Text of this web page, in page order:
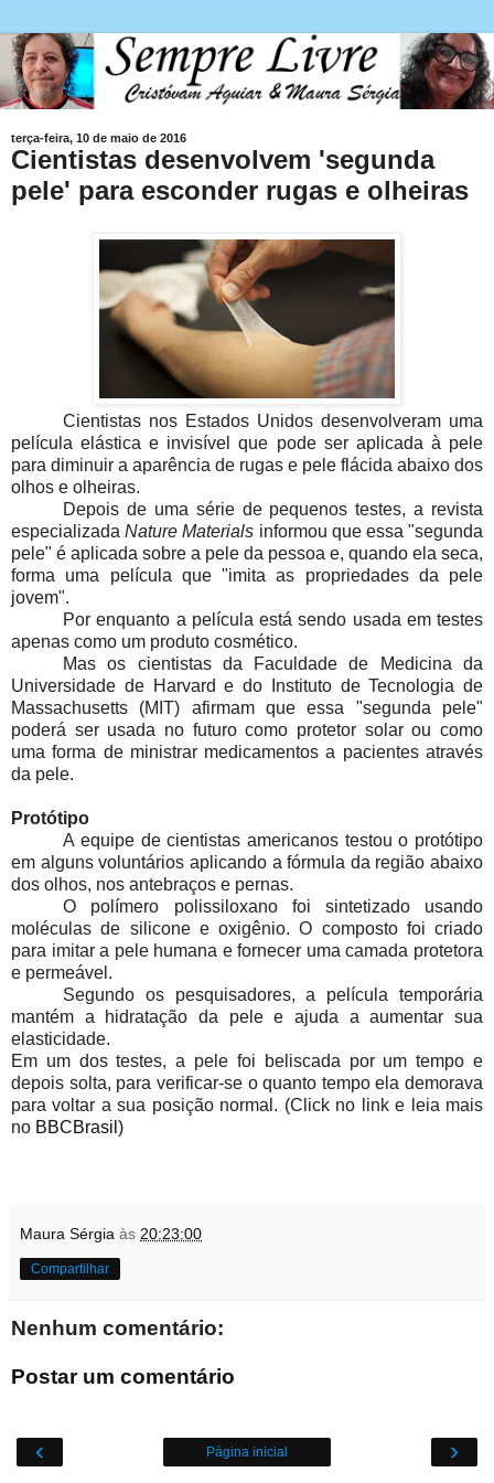
terça-feira, 10 de maio de 2016
Cientistas desenvolvem 'segunda
pele' para esconder rugas e olheiras
Cientistas nos Estados Unidos desenvolveram uma
película elástica e invisível que pode ser aplicada à pele
para diminuir a aparência de rugas e pele flácida abaixo dos
olhos e olheiras.
Depois de uma série de pequenos testes, a revista
especializadaNature Materials informou que essa "segunda
pele" é aplicada sobre a pele da pessoa e, quando ela seca,
forma uma película que "imita as propriedades da pele
jovem".
Por enquanto a película está sendo usada em testes
apenas como um produto cosmético.
Mas os cientistas da Faculdade de Medicina da
Universidade de Harvard e do Instituto de Tecnologia de
Massachusetts (MIT) afirmam que essa "segunda pele"
poderá ser usada no futuro como protetor solar ou como
uma forma de ministrar medicamentos a pacientes através
da pele.
Protótipo
A equipe de cientistas americanos testou o protótipo
em alguns voluntários aplicando a fórmula da região abaixo
dos olhos, nos antebraços e pernas.
O polímero polissiloxano foi sintetizado usando
moléculas de silicone e oxigênio. O composto foi criado
para imitar a pele humana e fornecer uma camada protetora
e permeável.
Segundo os pesquisadores, a película temporária
mantém a hidratação da pele e ajuda a aumentar sua
elasticidade.
Em um dos testes, a pele foi beliscada por um tempo e
depois solta, para verificar-se o quanto tempo ela demorava
para voltar a sua posição normal. (Click no link e leia mais
no BBCBrasil)
Maura Sérgia às 20:23:00
Compartilhar
Nenhum comentário:
Postar um comentário
‹ ›
Página inicial